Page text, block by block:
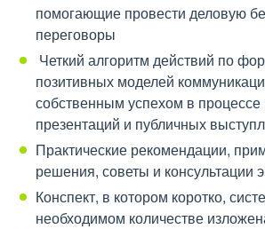
помогающие провести деловую
переговоры
Четкий алгоритм действий по
позитивных моделей
собственным успехом в
презентаций и публичных
Практические рекомендации,
решения, советы и консультации
Конспект, в котором коротко,
необходимом количестве